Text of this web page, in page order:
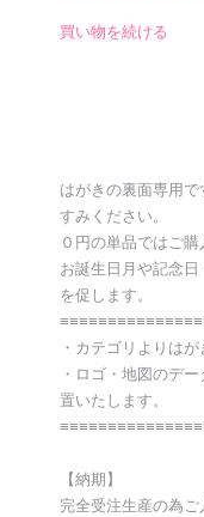
買い物を続ける
はがきの裏面専用
すみください。
０円の単品ではご購
お誕生日月や記念
を促します。
・カテゴリよりは
・ロゴ・地図のデ
置いたします。
【納期】
完全受注生産の為ご